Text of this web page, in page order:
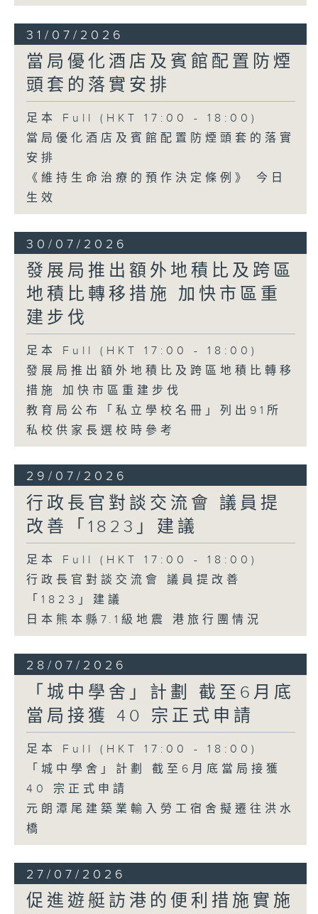
31/07/2026
當局優化酒店及賓館配置防煙
頭套的落實安排
足本 Full (HKT 17:00 - 18:00)
當局優化酒店及賓館配置防煙頭套的落實
安排
《維持生命治療的預作決定條例》 今日
生效
30/07/2026
發展局推出額外地積比及跨區
地積比轉移措施 加快市區重
建步伐
足本 Full (HKT 17:00 - 18:00)
發展局推出額外地積比及跨區地積比轉移
措施 加快市區重建步伐
教育局公布「私立學校名冊」列出91所
私校供家長選校時參考
29/07/2026
行政長官對談交流會 議員提
改善「1823」建議
足本 Full (HKT 17:00 - 18:00)
行政長官對談交流會 議員提改善
「1823」建議
日本熊本縣7.1級地震 港旅行團情況
28/07/2026
「城中學舍」計劃 截至6月底
當局接獲 40 宗正式申請
足本 Full (HKT 17:00 - 18:00)
「城中學舍」計劃 截至6月底當局接獲
40 宗正式申請
元朗潭尾建築業輸入勞工宿舍擬遷往洪水
橋
27/07/2026
促進遊艇訪港的便利措施實施